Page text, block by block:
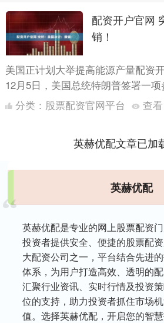
配资开户官网
销！
美国正计划大举提高能源产量配资
12月5日，美国总统特朗普签署一
议，使其成为法律，以撤销部分阿
备区的钻....
分类： 股票配资官网平台 查看
英赫优配文章已加
英赫优配
英赫优配是专业的网上股票配资
投资者提供安全、便捷的股票配
大配资公司之一，平台结合先进
体系，为用户打造高效、透明的
汇聚行业资讯、实时行情及投资
位的支持，助力投资者抓住市场
值。选择英赫优配，开启您的智慧